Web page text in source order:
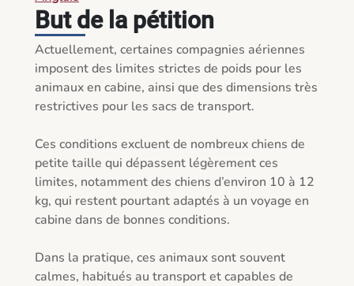
But de la pétition
Actuellement, certaines compagnies aériennes
imposent des limites strictes de poids pour les
animaux en cabine, ainsi que des dimensions très
restrictives pour les sacs de transport.
Ces conditions excluent de nombreux chiens de
petite taille qui dépassent légèrement ces
limites, notamment des chiens d’environ 10 à 12
kg, qui restent pourtant adaptés à un voyage en
cabine dans de bonnes conditions.
Dans la pratique, ces animaux sont souvent
calmes, habitués au transport et capables de